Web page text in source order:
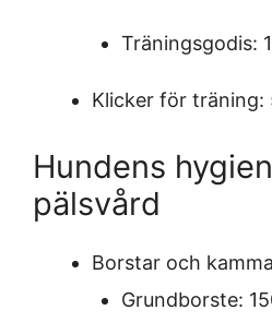
Träningsgodis:
Klicker för träning:
Hundens
pälsvård
Borstar och
Grundborste: